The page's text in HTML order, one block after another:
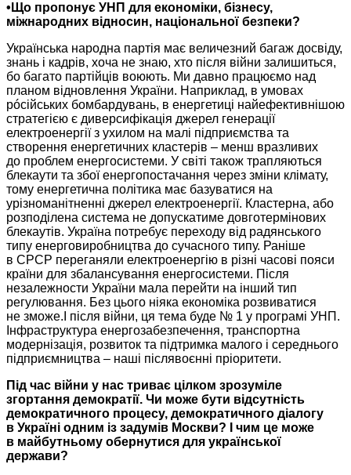
•Що пропонує УНП для економіки, бізнесу,
міжнародних відносин, національної безпеки?
Українська народна партія має величезний багаж досвіду,
знань і кадрів, хоча не знаю, хто після війни залишиться,
бо багато партійців воюють. Ми давно працюємо над
планом відновлення України. Наприклад, в умовах
рóсійських бомбардувань, в енергетиці найефективнішою
стратегією є диверсифікація джерел генерації
електроенергії з ухилом на малі підприємства та
створення енергетичних кластерів – менш вразливих
до проблем енергосистеми. У світі також трапляються
блекаути та збої енергопостачання через зміни клімату,
тому енергетична політика має базуватися на
урізноманітненні джерел електроенергії. Кластерна, або
розподілена система не допускатиме довготермінових
блекаутів. Україна потребує переходу від радянського
типу енерговиробництва до сучасного типу. Раніше
в СРСР переганяли електроенергію в різні часові пояси
країни для збалансування енергосистеми. Після
незалежности України мала перейти на інший тип
регулювання. Без цього ніяка економіка розвиватися
не зможе.І після війни, ця тема буде № 1 у програмі УНП.
Інфраструктура енергозабезпечення, транспортна
модернізація, розвиток та підтримка малого і середнього
підприємництва – наші післявоєнні пріоритети.
Під час війни у нас триває цілком зрозуміле
згортання демократії. Чи може бути відсутність
демократичного процесу, демократичного діалогу
в Україні одним із задумів Москви? І чим це може
в майбутньому обернутися для української
держави?